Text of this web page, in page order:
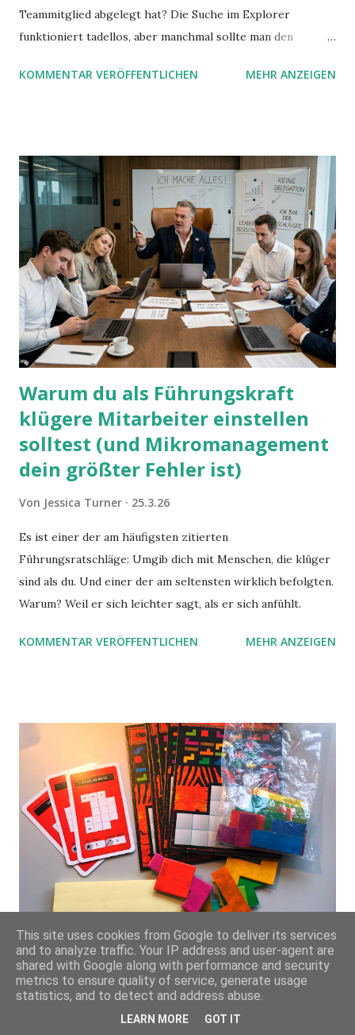
Teammitglied abgelegt hat? Die Suche im Explorer
funktioniert tadellos, aber manchmal sollte man den
mit UND oder ODER oder NICHT... Das geht so einfach,
KOMMENTAR VERÖFFENTLICHEN MEHR ANZEIGEN
Warum du als Führungskraft
klügere Mitarbeiter einstellen
solltest (und Mikromanagement
dein größter Fehler ist)
Von Jessica Turner 25.3.26
Es ist einer der am häufigsten zitierten
Führungsratschläge: Umgib dich mit Menschen, die klüger
sind als du. Und einer der am seltensten wirklich befolgten.
Warum? Weil er sich leichter sagt, als er sich anfühlt.
KOMMENTAR VERÖFFENTLICHEN MEHR ANZEIGEN
Das Ubongo Flow Game
VonJan Fischbach 24.10.16
Spiele bieten eine gute Gelegenheit, zeitliche Erfahrungen
This site uses cookies from Google to deliver its services
and to analyze traffic. Your IP address and user-agent are
shared with Google along with performance and security
metrics to ensure quality of service, generate usage
statistics, and to detect and address abuse.
LEARN MORE GOT IT